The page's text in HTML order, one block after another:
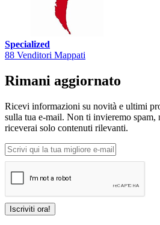
Specialized
88 Venditori Mappati
Rimani aggiornato
Ricevi informazioni su novità e ultimi
sulla tua e-mail. Non ti invieremo spam,
riceverai solo contenuti rilevanti.
Iscriviti ora!